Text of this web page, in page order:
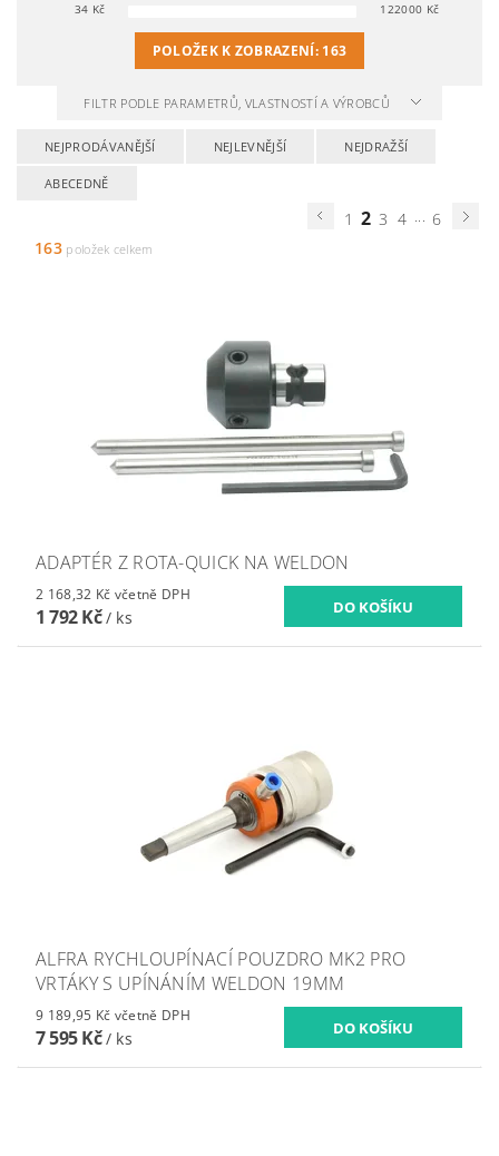
34 Kč 122000 Kč
POLOŽEK K ZOBRAZENÍ: 163
FILTR PODLE PARAMETRŮ, VLASTNOSTÍ A VÝROBCŮ
NEJPRODÁVANĚJŠÍ NEJLEVNĚJŠÍ NEJDRAŽŠÍ
ABECEDNĚ
1 2 3 4 ... 6
163položek celkem
ADAPTÉR Z ROTA-QUICK NA WELDON
2 168,32 Kč včetně DPH
1 792 Kč/ ks
ALFRA RYCHLOUPÍNACÍ POUZDRO MK2 PRO
VRTÁKY S UPÍNÁNÍM WELDON 19MM
9 189,95 Kč včetně DPH
7 595 Kč/ ks